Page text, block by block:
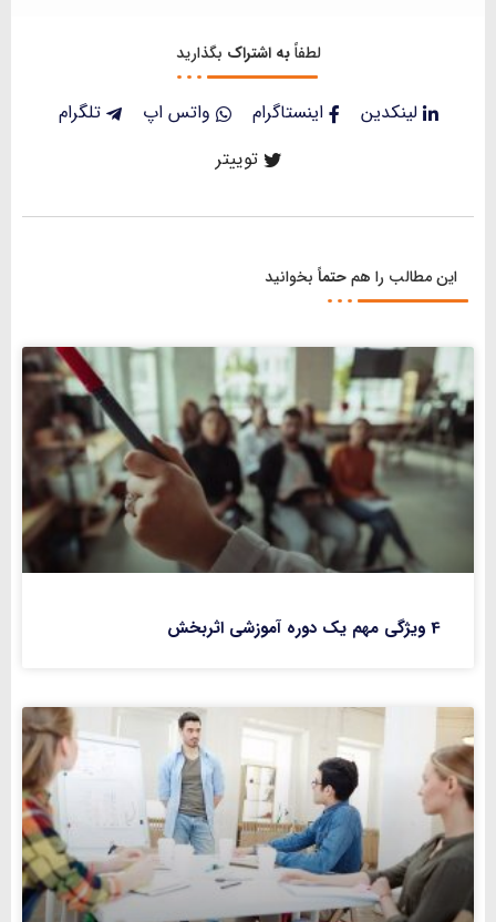
لطفاًبه اشتراک بگذارید
لینکدین اینستاگرام واتس اپ
تلگرام
توییتر
این مطالب را همحتماً بخوانید
4 ویژگی مهم یک دوره آموزشی اثربخش